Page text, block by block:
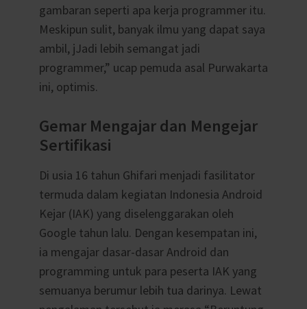
gambaran seperti apa kerja programmer itu.
Meskipun sulit, banyak ilmu yang dapat saya
ambil, jJadi lebih semangat jadi
programmer,” ucap pemuda asal Purwakarta
ini, optimis.
Gemar Mengajar dan Mengejar
Sertifikasi
Di usia 16 tahun Ghifari menjadi fasilitator
termuda dalam kegiatan Indonesia Android
Kejar (IAK) yang diselenggarakan oleh
Google tahun lalu. Dengan kesempatan ini,
ia mengajar dasar-dasar Android dan
programming untuk para peserta IAK yang
semuanya berumur lebih tua darinya. Lewat